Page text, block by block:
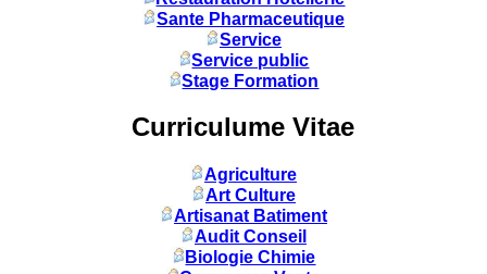
Sante Pharmaceutique
Service
Service public
Stage Formation
Curriculume Vitae
Agriculture
Art Culture
Artisanat Batiment
Audit Conseil
Biologie Chimie